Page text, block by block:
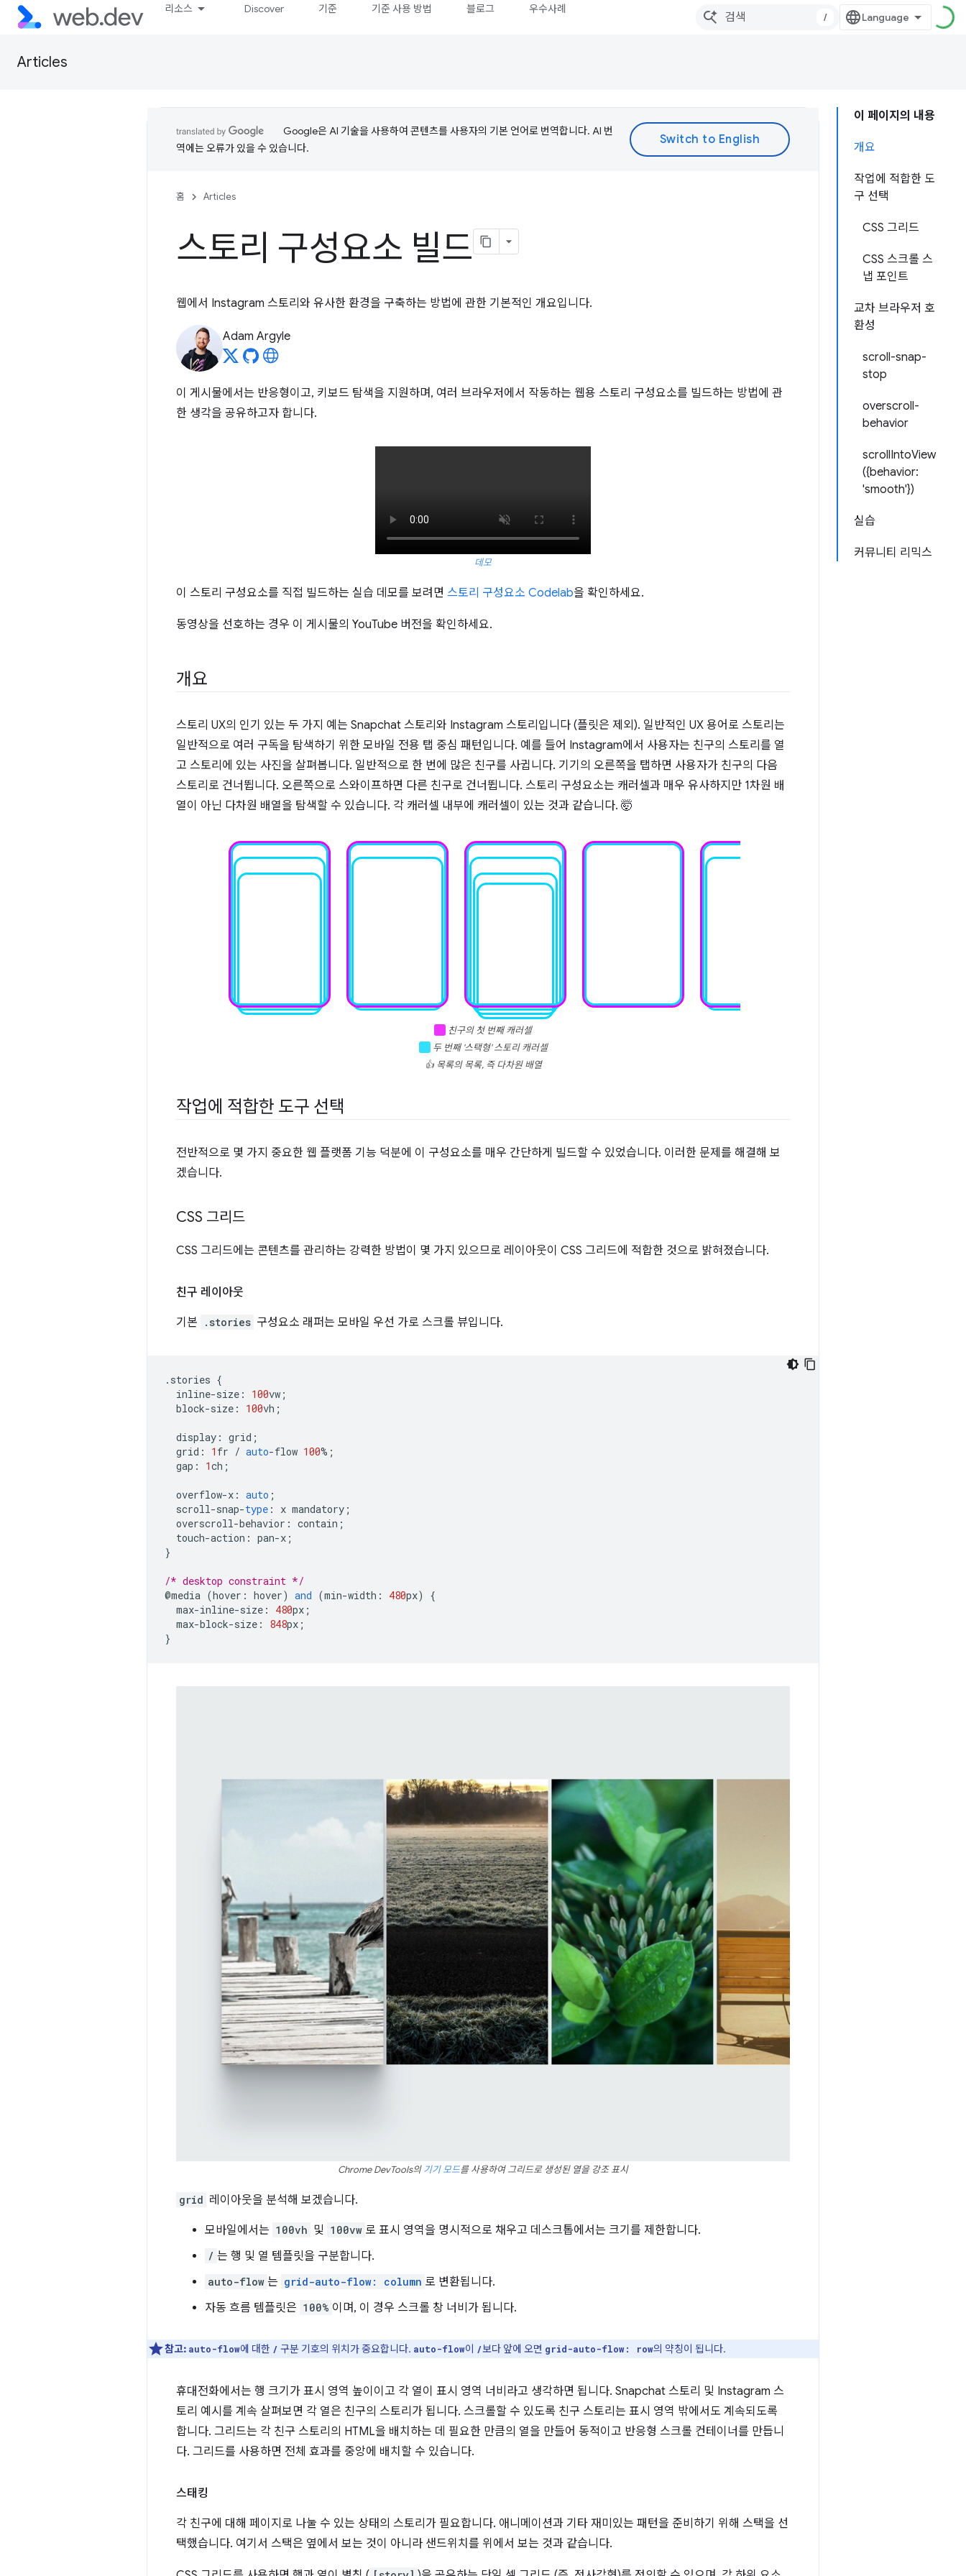
리소스 Discover 기준 기준 사용 방법 블로그 우수사례
/
Articles
이 페이지의 내용
개요
작업에 적합한 도
구 선택
CSS 그리드
CSS 스크롤 스
냅 포인트
교차 브라우저 호
환성
scroll-snap-
stop
overscroll-
behavior
scrollIntoView
({behavior:
'smooth'})
실습
커뮤니티 리믹스
Google은 AI 기술을 사용하여 콘텐츠를 사용자의 기본 언어로 번역합니다. AI 번
역에는 오류가 있을 수 있습니다.
홈 Articles
스토리 구성요소 빌드
웹에서 Instagram 스토리와 유사한 환경을 구축하는 방법에 관한 기본적인 개요입니다.
Adam Argyle
이 게시물에서는 반응형이고, 키보드 탐색을 지원하며, 여러 브라우저에서 작동하는 웹용 스토리 구성요소를 빌드하는 방법에 관
한 생각을 공유하고자 합니다.
데모
이 스토리 구성요소를 직접 빌드하는 실습 데모를 보려면 스토리 구성요소 Codelab을 확인하세요.
동영상을 선호하는 경우 이 게시물의 YouTube 버전을 확인하세요.
개요
스토리 UX의 인기 있는 두 가지 예는 Snapchat 스토리와 Instagram 스토리입니다 (플릿은 제외). 일반적인 UX 용어로 스토리는
일반적으로 여러 구독을 탐색하기 위한 모바일 전용 탭 중심 패턴입니다. 예를 들어 Instagram에서 사용자는 친구의 스토리를 열
고 스토리에 있는 사진을 살펴봅니다. 일반적으로 한 번에 많은 친구를 사귑니다. 기기의 오른쪽을 탭하면 사용자가 친구의 다음
스토리로 건너뜁니다. 오른쪽으로 스와이프하면 다른 친구로 건너뜁니다. 스토리 구성요소는 캐러셀과 매우 유사하지만 1차원 배
열이 아닌 다차원 배열을 탐색할 수 있습니다. 각 캐러셀 내부에 캐러셀이 있는 것과 같습니다. 🤯
친구의 첫 번째 캐러셀
두 번째 '스택형' 스토리 캐러셀
👍 목록의 목록, 즉 다차원 배열
작업에 적합한 도구 선택
전반적으로 몇 가지 중요한 웹 플랫폼 기능 덕분에 이 구성요소를 매우 간단하게 빌드할 수 있었습니다. 이러한 문제를 해결해 보
겠습니다.
CSS 그리드
CSS 그리드에는 콘텐츠를 관리하는 강력한 방법이 몇 가지 있으므로 레이아웃이 CSS 그리드에 적합한 것으로 밝혀졌습니다.
친구 레이아웃
기본 .stories 구성요소 래퍼는 모바일 우선 가로 스크롤 뷰입니다.
. stories {
inline-size : 100vw ;
block-size : 100vh ;
display : grid ;
grid : 1 fr / auto-flow 100% ;
gap : 1ch ;
overflow-x : auto ;
scroll-snap-type : x mandatory ;
overscroll-behavior : contain ;
touch-action : pan-x ;
}
/* desktop constraint */
@media (hover : hover) and (min-width : 480px)
{
max-inline-size : 480px ;
max-block-size : 848px ;
}
Chrome DevTools의기기 모드를 사용하여 그리드로 생성된 열을 강조 표시
grid 레이아웃을 분석해 보겠습니다.
모바일에서는 100vh 및 100vw 로 표시 영역을 명시적으로 채우고 데스크톱에서는 크기를 제한합니다.
/ 는 행 및 열 템플릿을 구분합니다.
auto-flow 는 grid-auto-flow: column 로 변환됩니다.
자동 흐름 템플릿은 100% 이며, 이 경우 스크롤 창 너비가 됩니다.
참고: auto-flow에 대한 / 구분 기호의 위치가 중요합니다. auto-flow이 /보다 앞에 오면 grid-auto-flow: row의 약칭이 됩니다.
휴대전화에서는 행 크기가 표시 영역 높이이고 각 열이 표시 영역 너비라고 생각하면 됩니다. Snapchat 스토리 및 Instagram 스
토리 예시를 계속 살펴보면 각 열은 친구의 스토리가 됩니다. 스크롤할 수 있도록 친구 스토리는 표시 영역 밖에서도 계속되도록
합니다. 그리드는 각 친구 스토리의 HTML을 배치하는 데 필요한 만큼의 열을 만들어 동적이고 반응형 스크롤 컨테이너를 만듭니
다. 그리드를 사용하면 전체 효과를 중앙에 배치할 수 있습니다.
스태킹
각 친구에 대해 페이지로 나눌 수 있는 상태의 스토리가 필요합니다. 애니메이션과 기타 재미있는 패턴을 준비하기 위해 스택을 선
택했습니다. 여기서 스택은 옆에서 보는 것이 아니라 샌드위치를 위에서 보는 것과 같습니다.